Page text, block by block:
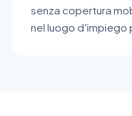
senza copertura
nel luogo d'impiego